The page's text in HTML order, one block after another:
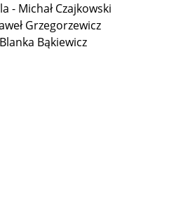
- Michał Czajkowski
Grzegorzewicz
Bąkiewicz